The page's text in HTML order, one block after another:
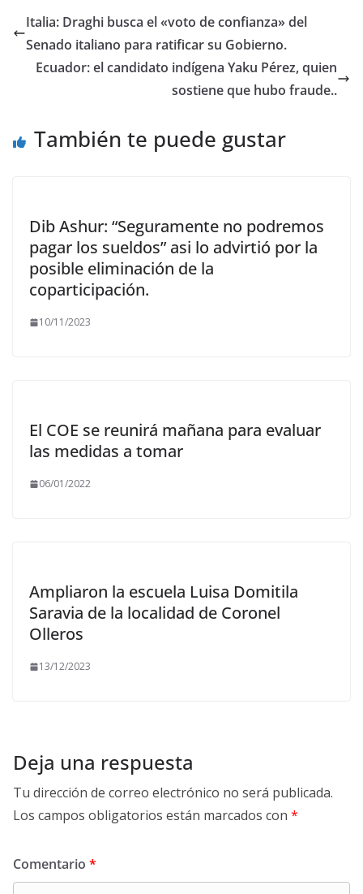
b
o
o
d
o
n
l p
ar
ti
Italia: Draghi busca el «voto de confianza» del
Senado italiano para ratificar su Gobierno.
Ecuador: el candidato indígena Yaku Pérez, quien
sostiene que hubo fraude..
También te puede gustar
Dib Ashur: “Seguramente no podremos
pagar los sueldos” asi lo advirtió por la
posible eliminación de la
coparticipación.
10/11/2023
El COE se reunirá mañana para evaluar
las medidas a tomar
06/01/2022
Ampliaron la escuela Luisa Domitila
Saravia de la localidad de Coronel
Olleros
13/12/2023
Deja una respuesta
Tu dirección de correo electrónico no será publicada.
Los campos obligatorios están marcados con *
Comentario *